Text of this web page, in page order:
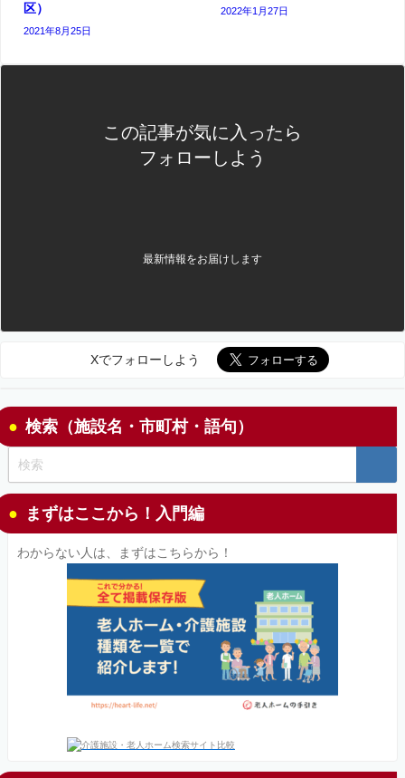
区）
2021年8月25日
2022年1月27日
この記事が気に入ったら
フォローしよう
最新情報をお届けします
Xでフォローしよう
検索（施設名・市町村・語句）
まずはここから！入門編
わからない人は、まずはこちらから！